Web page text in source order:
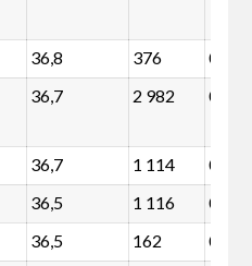
36,8 376 0,1
36,7 2 982 0,5
36,7 1 114 0,2
36,5 1 116 0,2
36,5 162 0,0